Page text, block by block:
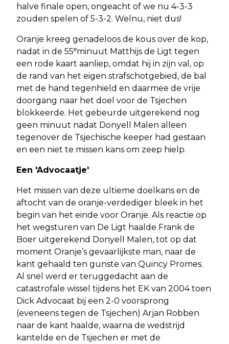
halve finale open, ongeacht of we nu 4-3-3
zouden spelen of 5-3-2. Welnu, niet dus!
Oranje kreeg genadeloos de kous over de kop,
nadat in de 55eminuut Matthijs de Ligt tegen
een rode kaart aanliep, omdat hij in zijn val, op
de rand van het eigen strafschotgebied, de bal
met de hand tegenhield en daarmee de vrije
doorgang naar het doel voor de Tsjechen
blokkeerde. Het gebeurde uitgerekend nog
geen minuut nadat Donyell Malen alleen
tegenover de Tsjechische keeper had gestaan
en een niet te missen kans om zeep hielp.
Een 'Advocaatje'
Het missen van deze ultieme doelkans en de
aftocht van de oranje-verdediger bleek in het
begin van het einde voor Oranje. Als reactie op
het wegsturen van De Ligt haalde Frank de
Boer uitgerekend Donyell Malen, tot op dat
moment Oranje’s gevaarlijkste man, naar de
kant gehaald ten gunste van Quincy Promes.
Al snel werd er teruggedacht aan de
catastrofale wissel tijdens het EK van 2004 toen
Dick Advocaat bij een 2-0 voorsprong
(eveneens tegen de Tsjechen) Arjan Robben
naar de kant haalde, waarna de wedstrijd
kantelde en de Tsjechen er met de